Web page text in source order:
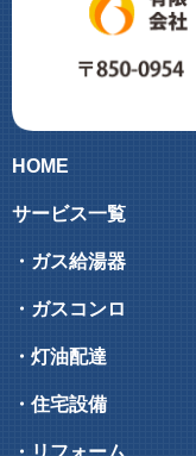
HOME
サービス一覧
・ガス給湯器
・ガスコンロ
・灯油配達
・住宅設備